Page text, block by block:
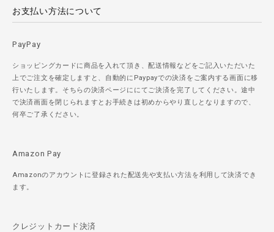
お支払い方法について
PayPay
ショッピングカードに商品を入れて頂き、配送情報などをご記入いただいた
上でご注文を確定しますと、自動的にPaypayでの決済をご案内する画面に移
行いたします。そちらの決済ページににてご決済を完了してください。途中
で決済画面を閉じられますとお手続きは初めからやり直しとなりますので、
何卒ご了承ください。
Amazon Pay
Amazonのアカウントに登録された配送先や支払い方法を利用して決済でき
ます。
クレジットカード決済